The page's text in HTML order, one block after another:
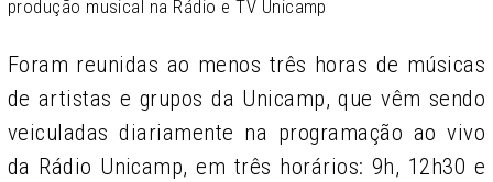
produção musical na Rádio e TV Unicamp
Foram reunidas ao menos três horas de músicas
de artistas e grupos da Unicamp, que vêm sendo
veiculadas diariamente na programação ao vivo
da Rádio Unicamp, em três horários: 9h, 12h30 e